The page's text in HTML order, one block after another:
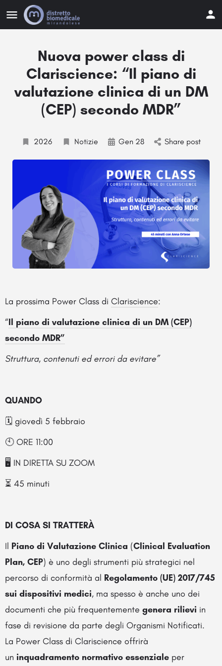
Nuova power class di
Clariscience: “Il piano di
valutazione clinica di un DM
(CEP) secondo MDR”
2026 Notizie Gen 28 Share post
La prossima Power Class di Clariscience:
“Il piano di valutazione clinica di un DM (CEP)
secondo MDR”
Struttura, contenuti ed errori da evitare”
QUANDO
🗓️ giovedì 5 febbraio
🕙 ORE 11:00
🖥️ IN DIRETTA SU ZOOM
⏳ 45 minuti
DI COSA SI TRATTERÀ
Il Piano di Valutazione Clinica (Clinical Evaluation
Plan, CEP) è uno degli strumenti più strategici nel
percorso di conformità al Regolamento (UE) 2017/745
sui dispositivi medici, ma spesso è anche uno dei
documenti che più frequentemente genera rilievi in
fase di revisione da parte degli Organismi Notificati.
La Power Class di Clariscience offrirà
un inquadramento normativo essenziale per